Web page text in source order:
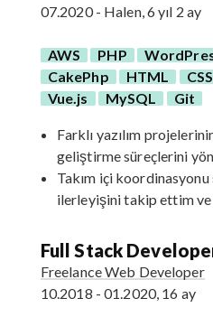
07.2020 - Halen, 6 yıl 2 ay
AWS PHP
CakePhp
HTML CSS
Vue.js
MySQL Git
Farklı yazılım
geliştirme süreçlerini
Takım içi
ilerleyişini takip ettim
Full Stack
Freelance Web Developer
10.2018 - 01.2020, 16 ay